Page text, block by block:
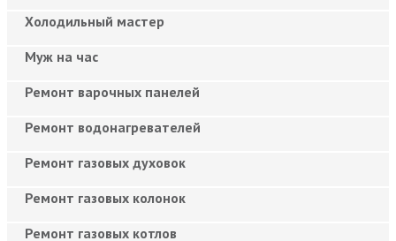
Холодильный мастер
Муж на час
Ремонт варочных панелей
Ремонт водонагревателей
Ремонт газовых духовок
Ремонт газовых колонок
Ремонт газовых котлов